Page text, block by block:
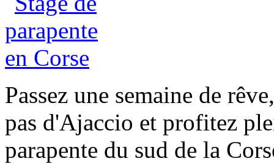
Passez une semaine de
pas d'Ajaccio et profitez
parapente du sud de la